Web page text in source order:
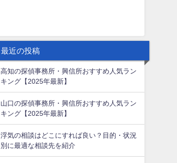
最近の投稿
高知の探偵事務所・興信所おすすめ人気ラン
キング【2025年最新】
山口の探偵事務所・興信所おすすめ人気ラン
キング【2025年最新】
浮気の相談はどこにすれば良い？目的・状況
別に最適な相談先を紹介